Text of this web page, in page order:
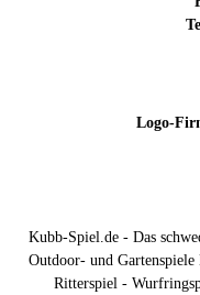
Logo-
Kubb-Spiel.de - Das
Outdoor- und
Ritterspiel -